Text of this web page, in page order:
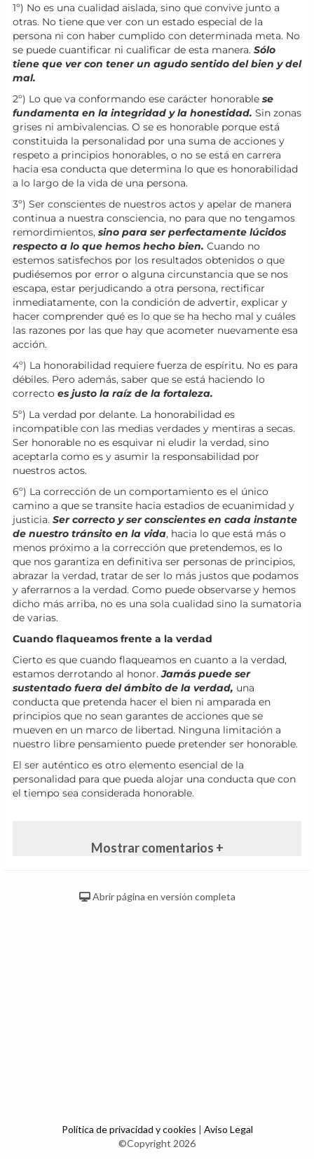
1º) No es una cualidad aislada, sino que convive junto a
otras. No tiene que ver con un estado especial de la
persona ni con haber cumplido con determinada meta. No
se puede cuantificar ni cualificar de esta manera. Sólo
tiene que ver con tener un agudo sentido del bien y del
mal.
2º) Lo que va conformando ese carácter honorable se
fundamenta en la integridad y la honestidad. Sin zonas
grises ni ambivalencias. O se es honorable porque está
constituida la personalidad por una suma de acciones y
respeto a principios honorables, o no se está en carrera
hacia esa conducta que determina lo que es honorabilidad
a lo largo de la vida de una persona.
3º) Ser conscientes de nuestros actos y apelar de manera
continua a nuestra consciencia, no para que no tengamos
remordimientos, sino para ser perfectamente lúcidos
respecto a lo que hemos hecho bien. Cuando no
estemos satisfechos por los resultados obtenidos o que
pudiésemos por error o alguna circunstancia que se nos
escapa, estar perjudicando a otra persona, rectificar
inmediatamente, con la condición de advertir, explicar y
hacer comprender qué es lo que se ha hecho mal y cuáles
las razones por las que hay que acometer nuevamente esa
acción.
4º) La honorabilidad requiere fuerza de espíritu. No es para
débiles. Pero además, saber que se está haciendo lo
correcto es justo la raíz de la fortaleza.
5º) La verdad por delante. La honorabilidad es
incompatible con las medias verdades y mentiras a secas.
Ser honorable no es esquivar ni eludir la verdad, sino
aceptarla como es y asumir la responsabilidad por
nuestros actos.
6º) La corrección de un comportamiento es el único
camino a que se transite hacia estadios de ecuanimidad y
justicia. Ser correcto y ser conscientes en cada instante
de nuestro tránsito en la vida, hacia lo que está más o
menos próximo a la corrección que pretendemos, es lo
que nos garantiza en definitiva ser personas de principios,
abrazar la verdad, tratar de ser lo más justos que podamos
y aferrarnos a la verdad. Como puede observarse y hemos
dicho más arriba, no es una sola cualidad sino la sumatoria
de varias.
Cuando flaqueamos frente a la verdad
Cierto es que cuando flaqueamos en cuanto a la verdad,
estamos derrotando al honor.Jamás puede ser
sustentado fuera del ámbito de la verdad, una
conducta que pretenda hacer el bien ni amparada en
principios que no sean garantes de acciones que se
mueven en un marco de libertad. Ninguna limitación a
nuestro libre pensamiento puede pretender ser honorable.
El ser auténtico es otro elemento esencial de la
personalidad para que pueda alojar una conducta que con
el tiempo sea considerada honorable.
Mostrar comentarios +
Abrir página en versión completa
Política de privacidad y cookies | Aviso Legal
©Copyright 2026